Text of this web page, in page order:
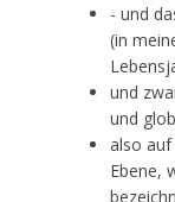
- und
(in
und
und
also
Ebene,